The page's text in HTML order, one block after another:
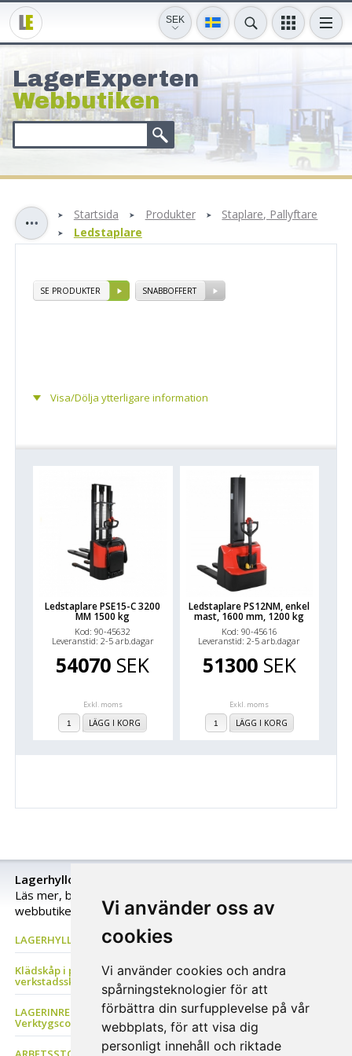
Vi använder oss av
cookies
Vi använder cookies och andra
spårningsteknologier för att
förbättra din surfupplevelse på vår
webbplats, för att visa dig
personligt innehåll och riktade
SEK
LagerExperten
Webbutiken
Startsida Produkter
Staplare, Pallyftare
Ledstaplare
SE PRODUKTER SNABBOFFERT
Visa/Dölja ytterligare information
Ledstaplare PSE15-C 3200
MM 1500 kg
Kod: 90-45632
Leveranstid: 2-5 arb.dagar
54070 SEK
Exkl. moms
LÄGG I KORG
Ledstaplare PS12NM, enkel
mast, 1600 mm, 1200 kg
Kod: 90-45616
Leveranstid: 2-5 arb.dagar
51300 SEK
Exkl. moms
LÄGG I KORG
Lagerhyllor och lagerinredning för varje lagers behov
Läs mer, begär en individuell offert eller köp direkt i
webbutiken!
LAGERHYLLOR Lagerställ, Grenställ, Pallställ, Däckställ, Hyllställ
Klädskåp i plåt, Förvaringsskåp, Z-skåp, Bänkar, Plåtskåp &
verkstadsskåp, Backskåp
LAGERINREDNING Förvaringsbackar, Avfallshantering,
Verktygscontainer Plåthyllor & Stålhyllor